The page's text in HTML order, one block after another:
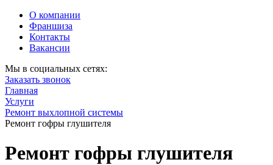
О компании
Франшиза
Контакты
Вакансии
Мы в социальных сетях:
Заказать звонок
Главная
Услуги
Ремонт выхлопной системы
Ремонт гофры глушителя
Ремонт гофры глушителя